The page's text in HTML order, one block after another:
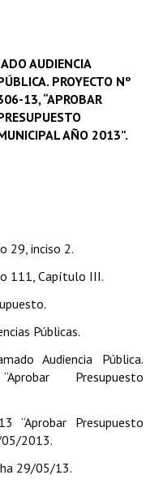
AUDIENCIA
PROYECTO Nº
13, “APROBAR
AÑO 2013”.
29, inciso 2.
111, Capítulo III.
Públicas.
Audiencia Pública.
Presupuesto
“Aprobar Presupuesto
2013.
29/05/13.